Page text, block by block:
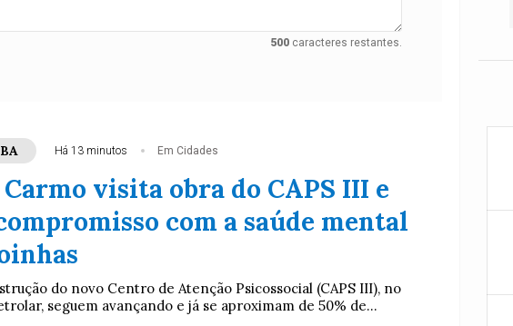
500caracteres restantes.
Há 13 minutos Em Cidades
visita obra do CAPS III e
com a saúde mental
do novo Centro de Atenção Psicossocial (CAPS III), no
seguem avançando e já se aproximam de 50% de...